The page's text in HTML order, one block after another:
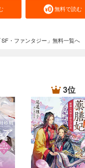
無料で読む
SF・ファンタジー」無料一覧へ
3位